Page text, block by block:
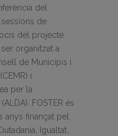
del
sessions de
del projecte.
ser organitzat a
de Municipis i
i
per la
FOSTER és
anys finançat pel
Igualtat,